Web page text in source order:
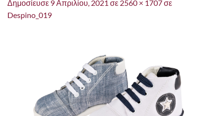
Δημοσίευσε 9 Απριλίου, 2021 σε 2560 × 1707σε
Despino_019